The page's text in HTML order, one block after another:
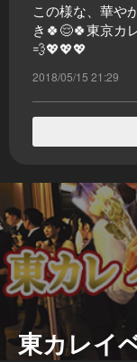
この様な、華や
き🍀😌🍀東京カ
💨💖💖💖
2018/05/15 21:29
東カレイ